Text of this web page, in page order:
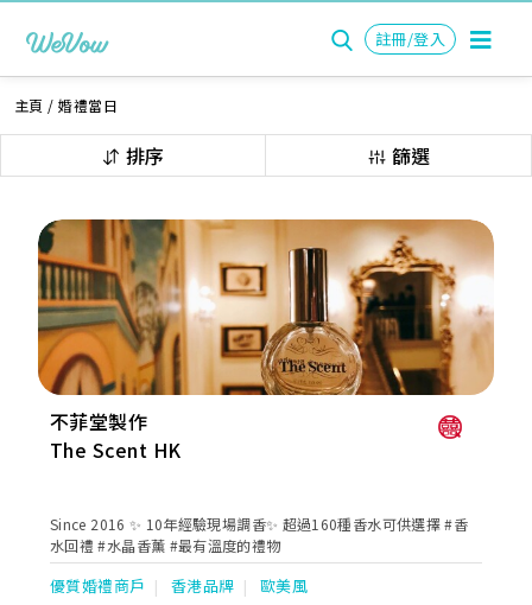
註冊/登入
主頁 /婚禮當日
排序 篩選
不菲堂製作
The Scent HK
Since 2016 ✨ 10年經驗現場調香✨ 超過160種香水可供選擇 #香
水回禮 #水晶香薰 #最有溫度的禮物
優質婚禮商戶 香港品牌 歐美風